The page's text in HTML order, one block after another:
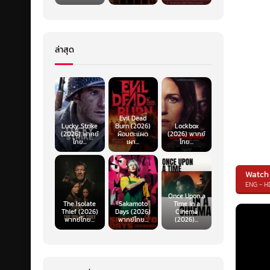
Watch
ENG -
ล่าสุด
Lucky Strike
(2026) พากย์
ไทย...
Evil Dead
Burn (2026)
ผีอมตะแผด
เผา...
Lockbox
(2026) พากย์
ไทย...
The Isolate
Thief (2026)
พากย์ไทย...
Sakamoto
Days (2026)
พากย์ไทย...
Once Upon a
Time in a
Cinema
(2026)...